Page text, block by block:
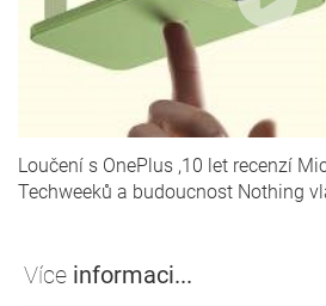
Více informaci...
Loučení s OnePlus ,10 let recenzí
Techweeků a budoucnost Nothing